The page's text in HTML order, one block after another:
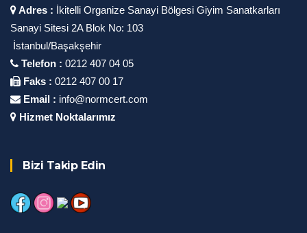
Adres : İkitelli Organize Sanayi Bölgesi Giyim Sanatkarları
Sanayi Sitesi 2A Blok No: 103
İstanbul/Başakşehir
Telefon : 0212 407 04 05
Faks : 0212 407 00 17
Email : info@normcert.com
Hizmet Noktalarımız
Bizi Takip Edin